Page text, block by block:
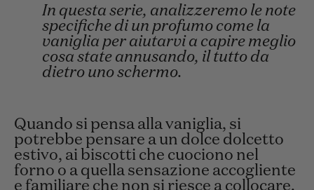
In questa serie, analizzeremo le note
specifiche di un profumo come la
vaniglia per aiutarvi a capire meglio
cosa state annusando, il tutto da
dietro uno schermo.
Quando si pensa alla vaniglia, si
potrebbe pensare a un dolce dolcetto
estivo, ai biscotti che cuociono nel
forno o a quella sensazione accogliente
e familiare che non si riesce a collocare.